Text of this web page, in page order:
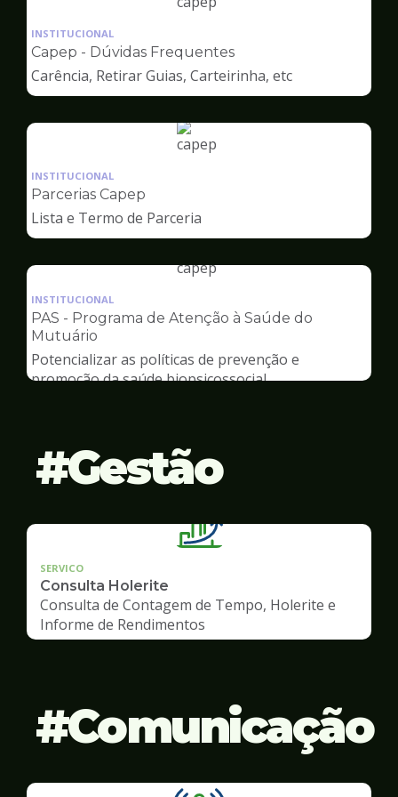
Ilustração
pagina
de
Capep
INSTITUCIONAL
Capep - Dúvidas Frequentes
Carência, Retirar Guias, Carteirinha, etc
Ilustração
Capep
INSTITUCIONAL
Parcerias Capep
Lista e Termo de Parceria
Ilustração
pagina
Capep
INSTITUCIONAL
PAS - Programa de Atenção à Saúde do
Mutuário
Potencializar as políticas de prevenção e
promoção da saúde biopsicossocial
Gestão
SERVICO
Consulta Holerite
Consulta de Contagem de Tempo, Holerite e
Informe de Rendimentos
Comunicação